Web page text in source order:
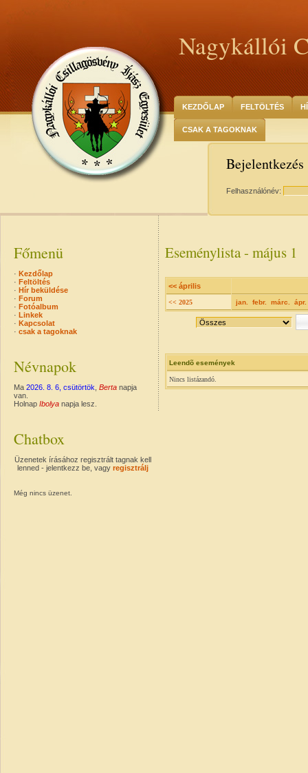
Nagykállói
KEZDŐLAP FELTÖLTÉS
CSAK A TAGOKNAK
Bejelentkezés
Felhasználónév:
Főmenü
· Kezdőlap
· Feltöltés
· Hír beküldése
· Forum
· Fotóalbum
· Linkek
· Kapcsolat
· csak a tagoknak
Névnapok
Ma 2026. 8. 6, csütörtök Berta napja
van.
Holnap Ibolya napja lesz.
Chatbox
Üzenetek írásához regisztrált tagnak kell
lenned - jelentkezz be, vagy regisztrálj
Még nincs üzenet.
Eseménylista - május 1
<< április
<< 2025 jan. febr. márc. ápr.
Leendõ események
Nincs listázandó.